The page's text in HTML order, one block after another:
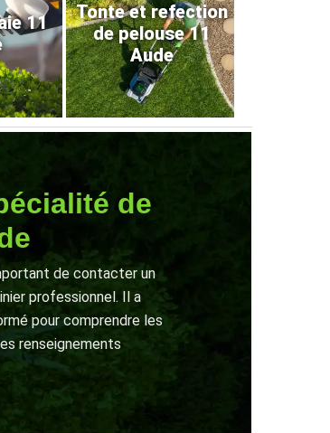
11
Tonte et refection
de pelouse 11
Aude
de
de contacter un
professionnel. Il a
pour comprendre les
renseignements